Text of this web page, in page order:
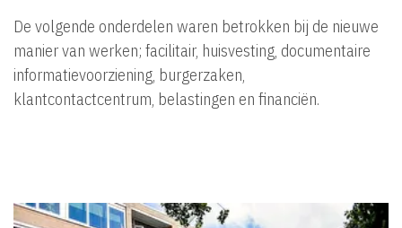
De volgende onderdelen waren betrokken bij de nieuwe
manier van werken; facilitair, huisvesting, documentaire
informatievoorziening, burgerzaken,
klantcontactcentrum, belastingen en financiën.